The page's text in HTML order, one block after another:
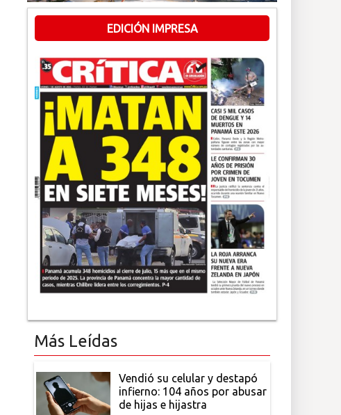
EDICIÓN IMPRESA
Más Leídas
Vendió su celular y destapó
infierno: 104 años por abusar
de hijas e hijastra